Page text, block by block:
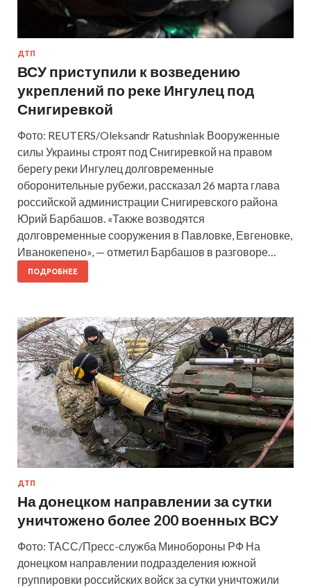
ДТП
ВСУ приступили к возведению
укреплений по реке Ингулец под
Снигиревкой
Фото: REUTERS/Oleksandr Ratushniak Вооруженные
силы Украины строят под Снигиревкой на правом
берегу реки Ингулец долговременные
оборонительные рубежи, рассказал 26 марта глава
российской администрации Снигиревского района
Юрий Барбашов. «Также возводятся
долговременные сооружения в Павловке, Евгеновке,
Иванокепено», — отметил Барбашов в разговоре…
ПОДРОБНЕЕ
ДТП
На донецком направлении за сутки
уничтожено более 200 военных ВСУ
Фото: ТАСС/Пресс-служба Минобороны РФ На
донецком направлении подразделения южной
группировки российских войск за сутки уничтожили